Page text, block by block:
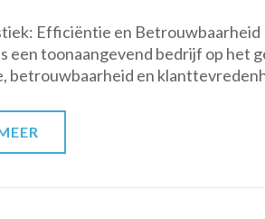
Efficiëntie en
een toonaangevend bedrijf op het
betrouwbaarheid en